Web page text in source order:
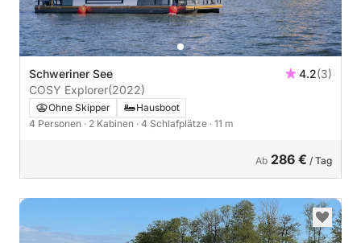
Schweriner See 4.2(3)
COSY Explorer(2022)
Ohne Skipper
Hausboot
4 Personen · 2 Kabinen · 4 Schlafplätze · 11 m
Ab 286 € / Tag